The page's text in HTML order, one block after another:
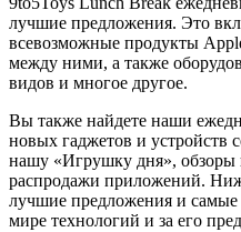
лучшие предложения. Это
всевозможные продукты
между ними, а также
видов и многое другое.
Вы также найдете наши
новых гаджетов и устройств
нашу «Игрушку дня»,
распродажи приложений.
лучшие предложения и
мире технологий и за его